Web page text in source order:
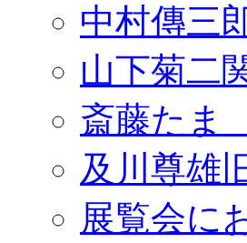
中村傳三
山下菊二
斎藤たま
及川尊雄
展覧会に